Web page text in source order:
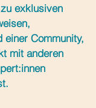
exklusiven
einer Community,
mit anderen